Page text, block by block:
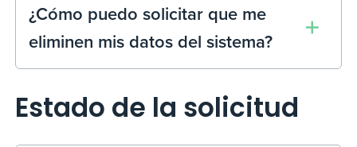
¿Cómo puedo solicitar que me
eliminen mis datos del sistema?
Estado de la solicitud